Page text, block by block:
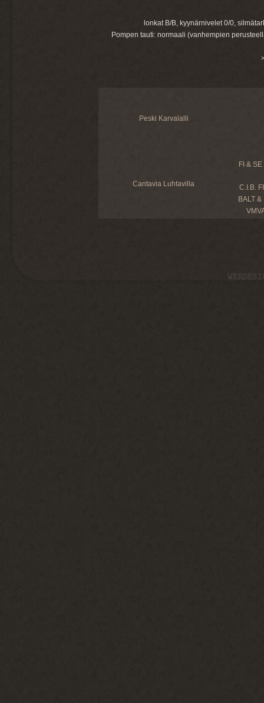
lonkat B/B, kyynärnivelet 0/0,
Pompen tauti: normaali (vanhempien
Peski Karvalalli
Cantavia Luhtavilla
FI &
C.I.B.
BALT &